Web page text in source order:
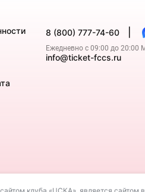
8 (800) 777-74-60
Ежедневно с 09:00 до 20:00
info@ticket-fccs.ru